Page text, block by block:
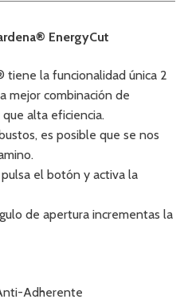
EnergyCut
tiene la funcionalidad única 2
mejor combinación de
alta eficiencia.
es posible que se nos
el botón y activa la
de apertura incrementas la
Adherente